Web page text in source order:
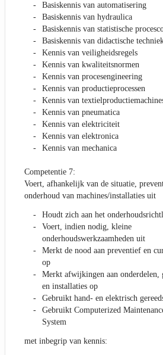
Basiskennis van automatisering
Basiskennis van hydraulica
Basiskennis van statistische
Basiskennis van didactische
Kennis van veiligheidsregels
Kennis van kwaliteitsnormen
Kennis van procesengineering
Kennis van productieprocessen
Kennis van
Kennis van pneumatica
Kennis van elektriciteit
Kennis van elektronica
Kennis van mechanica
Competentie 7:
Voert, afhankelijk van de situatie,
onderhoud van machines/installaties uit
Houdt zich aan het
Voert, indien nodig, kleine
onderhoudswerkzaamheden uit
Merkt de nood aan preventief en
op
Merkt afwijkingen aan onderdelen,
en installaties op
Gebruikt hand- en elektrisch
Gebruikt Computerized
System
met inbegrip van kennis: